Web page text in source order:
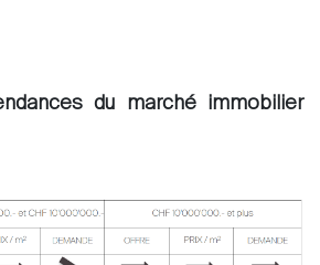
Vendre
du marché immobilier